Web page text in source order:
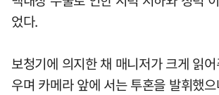
었다.
보청기에 의지한 채 매니저가 크게 읽
우며 카메라 앞에 서는 투혼을 발휘했